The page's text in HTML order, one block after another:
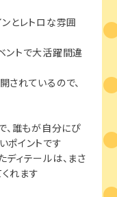
とレトロな雰囲
ントで大活躍間違
されているので、
、誰もが自分にぴ
ポイントです
ディテールは、まさ
れます